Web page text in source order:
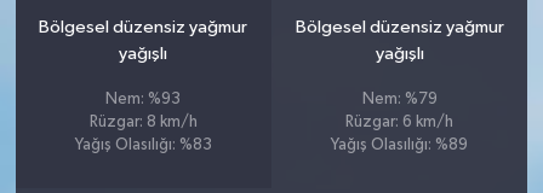
Bölgesel düzensiz yağmur
yağışlı
Nem: %93
Rüzgar: 8 km/h
Yağış Olasılığı: %83
Bölgesel düzensiz yağmur
yağışlı
Nem: %79
Rüzgar: 6 km/h
Yağış Olasılığı: %89